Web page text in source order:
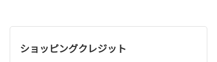
ショッピングクレジット